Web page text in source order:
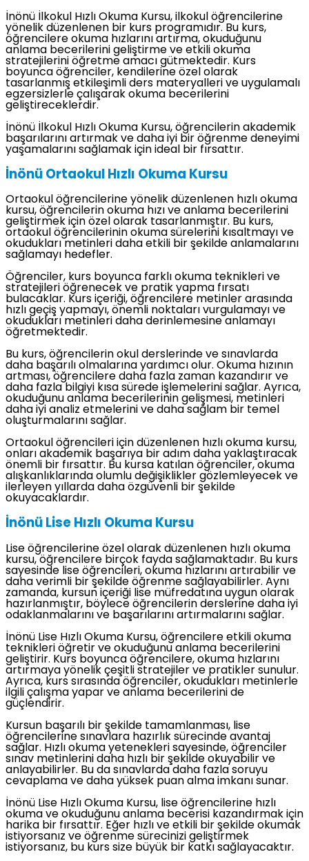
İnönü İlkokul Hızlı Okuma Kursu, ilkokul öğrencilerine
yönelik düzenlenen bir kurs programıdır. Bu kurs,
öğrencilere okuma hızlarını artırma, okuduğunu
anlama becerilerini geliştirme ve etkili okuma
stratejilerini öğretme amacı gütmektedir. Kurs
boyunca öğrenciler, kendilerine özel olarak
tasarlanmış etkileşimli ders materyalleri ve uygulamalı
egzersizlerle çalışarak okuma becerilerini
geliştireceklerdir.
İnönü İlkokul Hızlı Okuma Kursu, öğrencilerin akademik
başarılarını artırmak ve daha iyi bir öğrenme deneyimi
yaşamalarını sağlamak için ideal bir fırsattır.
İnönü Ortaokul Hızlı Okuma Kursu
Ortaokul öğrencilerine yönelik düzenlenen hızlı okuma
kursu, öğrencilerin okuma hızı ve anlama becerilerini
geliştirmek için özel olarak tasarlanmıştır. Bu kurs,
ortaokul öğrencilerinin okuma sürelerini kısaltmayı ve
okudukları metinleri daha etkili bir şekilde anlamalarını
sağlamayı hedefler.
Öğrenciler, kurs boyunca farklı okuma teknikleri ve
stratejileri öğrenecek ve pratik yapma fırsatı
bulacaklar. Kurs içeriği, öğrencilere metinler arasında
hızlı geçiş yapmayı, önemli noktaları vurgulamayı ve
okudukları metinleri daha derinlemesine anlamayı
öğretmektedir.
Bu kurs, öğrencilerin okul derslerinde ve sınavlarda
daha başarılı olmalarına yardımcı olur. Okuma hızının
artması, öğrencilere daha fazla zaman kazandırır ve
daha fazla bilgiyi kısa sürede işlemelerini sağlar. Ayrıca,
okuduğunu anlama becerilerinin gelişmesi, metinleri
daha iyi analiz etmelerini ve daha sağlam bir temel
oluşturmalarını sağlar.
Ortaokul öğrencileri için düzenlenen hızlı okuma kursu,
onları akademik başarıya bir adım daha yaklaştıracak
önemli bir fırsattır. Bu kursa katılan öğrenciler, okuma
alışkanlıklarında olumlu değişiklikler gözlemleyecek ve
ilerleyen yıllarda daha özgüvenli bir şekilde
okuyacaklardır.
İnönü Lise Hızlı Okuma Kursu
Lise öğrencilerine özel olarak düzenlenen hızlı okuma
kursu, öğrencilere birçok fayda sağlamaktadır. Bu kurs
sayesinde lise öğrencileri, okuma hızlarını artırabilir ve
daha verimli bir şekilde öğrenme sağlayabilirler. Aynı
zamanda, kursun içeriği lise müfredatına uygun olarak
hazırlanmıştır, böylece öğrencilerin derslerine daha iyi
odaklanmalarını ve başarılarını artırmalarını sağlar.
İnönü Lise Hızlı Okuma Kursu, öğrencilere etkili okuma
teknikleri öğretir ve okuduğunu anlama becerilerini
geliştirir. Kurs boyunca öğrencilere, okuma hızlarını
artırmaya yönelik çeşitli stratejiler ve pratikler sunulur.
Ayrıca, kurs sırasında öğrenciler, okudukları metinlerle
ilgili çalışma yapar ve anlama becerilerini de
güçlendirir.
Kursun başarılı bir şekilde tamamlanması, lise
öğrencilerine sınavlara hazırlık sürecinde avantaj
sağlar. Hızlı okuma yetenekleri sayesinde, öğrenciler
sınav metinlerini daha hızlı bir şekilde okuyabilir ve
anlayabilirler. Bu da sınavlarda daha fazla soruyu
cevaplama ve daha yüksek puan alma imkanı sunar.
İnönü Lise Hızlı Okuma Kursu, lise öğrencilerine hızlı
okuma ve okuduğunu anlama becerisi kazandırmak için
harika bir fırsattır. Eğer hızlı ve etkili bir şekilde okumak
istiyorsanız ve öğrenme sürecinizi geliştirmek
istiyorsanız, bu kurs size büyük bir katkı sağlayacaktır.